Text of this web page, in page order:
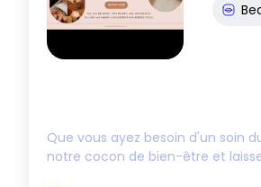
Que vous ayez besoin d'un soin
notre cocon de bien-être et